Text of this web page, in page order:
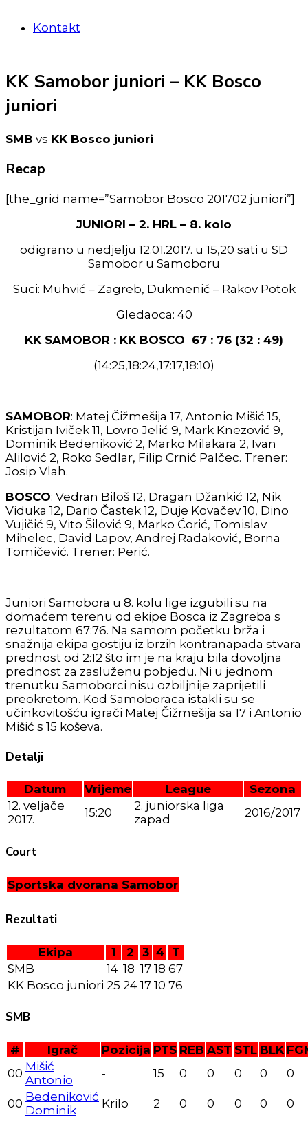
Kontakt
KK Samobor juniori – KK Bosco
juniori
SMB vs KK Bosco juniori
Recap
[the_grid name=”Samobor Bosco 201702 juniori”]
JUNIORI – 2. HRL – 8. kolo
odigrano u nedjelju 12.01.2017. u 15,20 sati u SD
Samobor u Samoboru
Suci: Muhvić – Zagreb, Dukmenić – Rakov Potok
Gledaoca: 40
KK SAMOBOR : KK BOSCO 67 : 76 (32 : 49)
(14:25,18:24,17:17,18:10)
SAMOBOR: Matej Čižmešija 17, Antonio Mišić 15,
Kristijan Iviček 11, Lovro Jelić 9, Mark Knezović 9,
Dominik Bedeniković 2, Marko Milakara 2, Ivan
Alilović 2, Roko Sedlar, Filip Crnić Palčec. Trener:
Josip Vlah.
BOSCO: Vedran Biloš 12, Dragan Džankić 12, Nik
Viduka 12, Dario Častek 12, Duje Kovačev 10, Dino
Vujičić 9, Vito Šilović 9, Marko Ćorić, Tomislav
Mihelec, David Lapov, Andrej Radaković, Borna
Tomičević. Trener: Perić.
Juniori Samobora u 8. kolu lige izgubili su na
domaćem terenu od ekipe Bosca iz Zagreba s
rezultatom 67:76. Na samom početku brža i
snažnija ekipa gostiju iz brzih kontranapada stvara
prednost od 2:12 što im je na kraju bila dovoljna
prednost za zasluženu pobjedu. Ni u jednom
trenutku Samoborci nisu ozbiljnije zaprijetili
preokretom. Kod Samoboraca istakli su se
učinkovitošću igrači Matej Čižmešija sa 17 i Antonio
Mišić s 15 koševa.
Detalji
Datum Vrijeme League
Sezona
12. veljače
2017.
15:20
2. juniorska liga
zapad
2016/2017
Court
Sportska dvorana Samobor
Rezultati
Ekipa 1 2 3 4
T
SMB
14 18 17 18 67
KK Bosco juniori 25 24 17 10 76
SMB
# Igrač Pozicija PTS REB AST STL BLK
00 Mišić
Antonio
- 15 0 0 0 0 0
00 Bedeniković
Dominik
Krilo 2 0 0 0 0
0